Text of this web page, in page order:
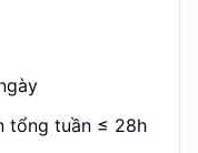
tổng tuần ≤ 28h